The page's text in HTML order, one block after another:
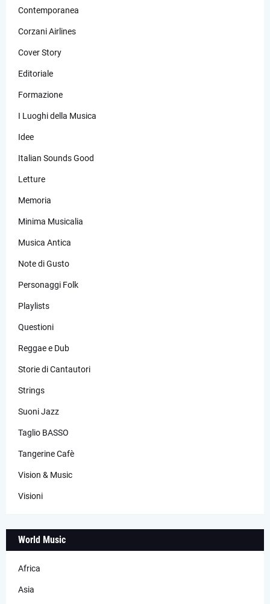
Contemporanea
Corzani Airlines
Cover Story
Editoriale
Formazione
I Luoghi della Musica
Idee
Italian Sounds Good
Letture
Memoria
Minima Musicalia
Musica Antica
Note di Gusto
Personaggi Folk
Playlists
Questioni
Reggae e Dub
Storie di Cantautori
Strings
Suoni Jazz
Taglio BASSO
Tangerine Cafè
Vision & Music
Visioni
World Music
Africa
Asia